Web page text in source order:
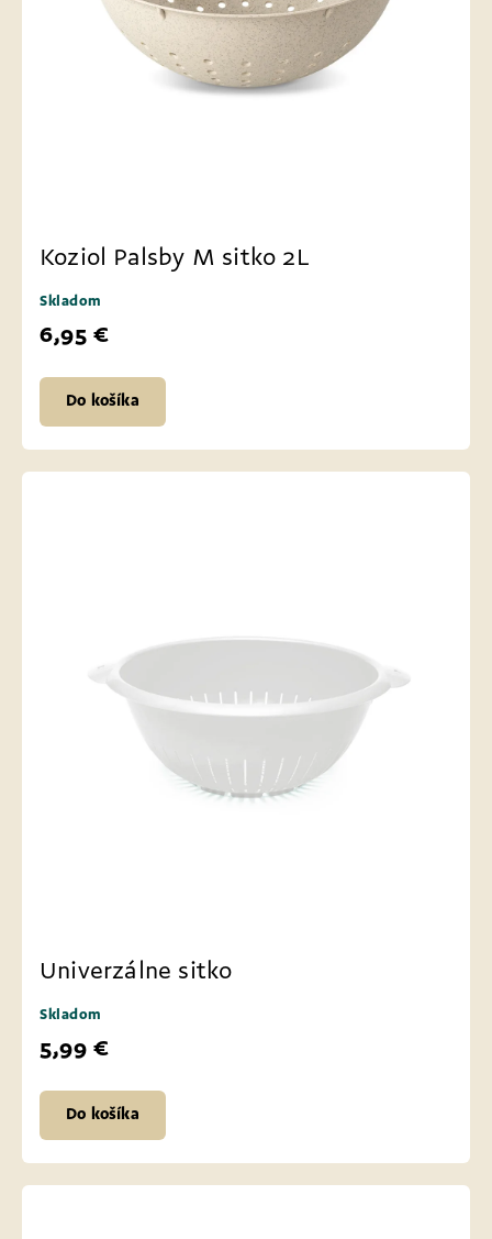
Koziol Palsby M sitko 2L
Skladom
6,95 €
Do košíka
Univerzálne sitko
Skladom
5,99 €
Do košíka